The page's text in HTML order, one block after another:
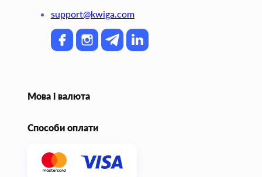
support@kwiga.com
Мова і валюта
Способи оплати